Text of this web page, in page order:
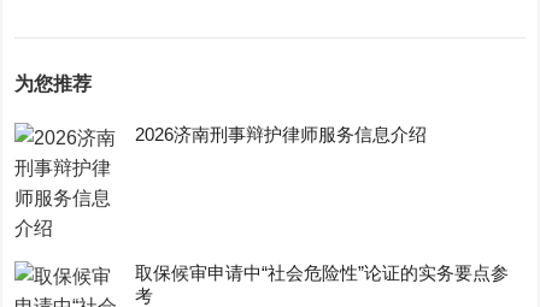
为您推荐
2026济南刑事辩护律师服务信息介绍
取保候审申请中“社会危险性”论证的实务要点参
考